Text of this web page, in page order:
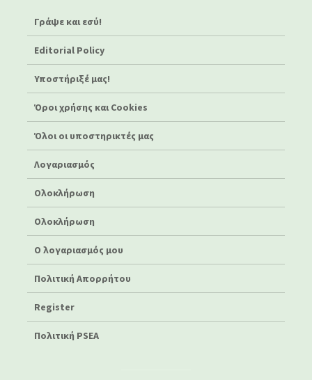
Γράψε και εσύ!
Editorial Policy
Υποστήριξέ μας!
Όροι χρήσης και Cookies
Όλοι οι υποστηρικτές μας
Λογαριασμός
Ολοκλήρωση
Ολοκλήρωση
Ο λογαριασμός μου
Πολιτική Απορρήτου
Register
Πολιτική PSEA